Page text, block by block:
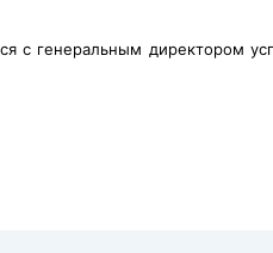
с генеральным директором